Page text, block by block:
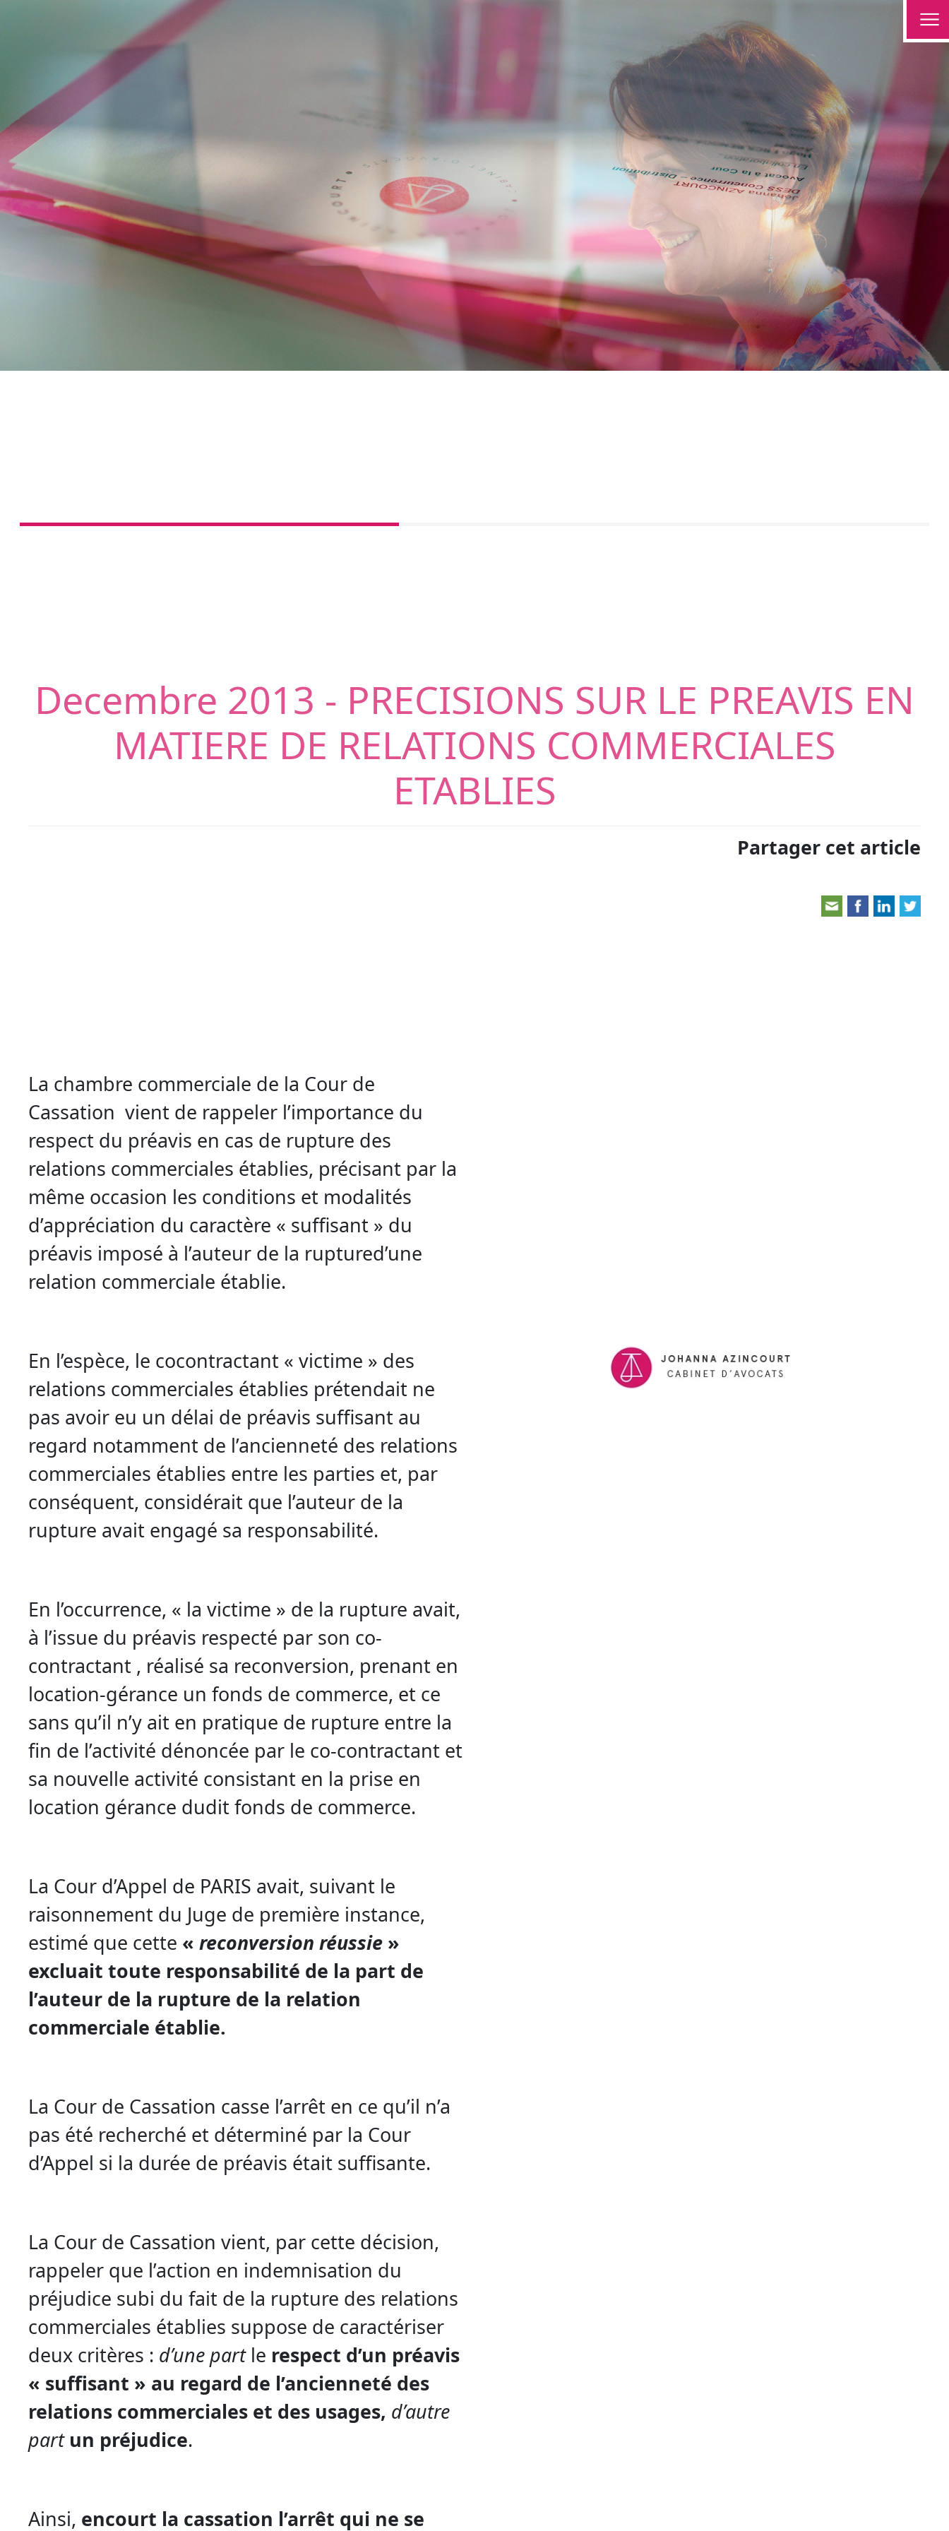
Decembre 2013 - PRECISIONS SUR LE PREAVIS EN
MATIERE DE RELATIONS COMMERCIALES
ETABLIES
Partager cet article
La chambre commerciale de la Cour de
Cassation vient de rappeler l’importance du
respect du préavis en cas de rupture des
relations commerciales établies, précisant par la
même occasion les conditions et modalités
d’appréciation du caractère « suffisant » du
préavis imposé à l’auteur de la ruptured’une
relation commerciale établie.
En l’espèce, le cocontractant « victime » des
relations commerciales établies prétendait ne
pas avoir eu un délai de préavis suffisant au
regard notamment de l’ancienneté des relations
commerciales établies entre les parties et, par
conséquent, considérait que l’auteur de la
rupture avait engagé sa responsabilité.
En l’occurrence, « la victime » de la rupture avait,
à l’issue du préavis respecté par son co-
contractant , réalisé sa reconversion, prenant en
location-gérance un fonds de commerce, et ce
sans qu’il n’y ait en pratique de rupture entre la
fin de l’activité dénoncée par le co-contractant et
sa nouvelle activité consistant en la prise en
location gérance dudit fonds de commerce.
La Cour d’Appel de PARIS avait, suivant le
raisonnement du Juge de première instance,
estimé que cette «reconversion réussie »
excluait toute responsabilité de la part de
l’auteur de la rupture de la relation
commerciale établie.
La Cour de Cassation casse l’arrêt en ce qu’il n’a
pas été recherché et déterminé par la Cour
d’Appel si la durée de préavis était suffisante.
La Cour de Cassation vient, par cette décision,
rappeler que l’action en indemnisation du
préjudice subi du fait de la rupture des relations
commerciales établies suppose de caractériser
deux critères : d’une partle respect d’un préavis
« suffisant » au regard de l’ancienneté des
relations commerciales et des usages, d’autre
part un préjudice.
Ainsi, encourt la cassation l’arrêt qui ne se